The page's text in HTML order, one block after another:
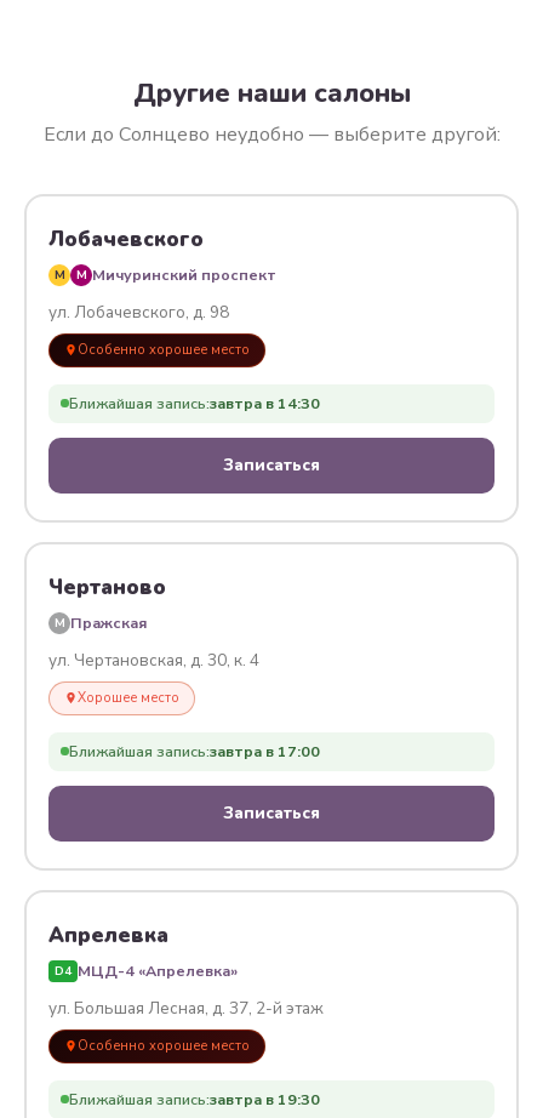
Другие наши салоны
Если до Солнцево неудобно — выберите другой:
Лобачевского
M M Мичуринский проспект
ул. Лобачевского, д. 98
Особенно хорошее место
Ближайшая запись:завтра в 14:30
Записаться
Чертаново
M Пражская
ул. Чертановская, д. 30, к. 4
Хорошее место
Ближайшая запись:завтра в 17:00
Записаться
Апрелевка
D4 МЦД-4 «Апрелевка»
ул. Большая Лесная, д. 37, 2-й этаж
Особенно хорошее место
Ближайшая запись:завтра в 19:30